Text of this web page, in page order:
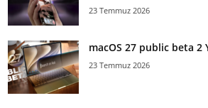
23 Temmuz 2026
macOS 27 public beta 2
23 Temmuz 2026